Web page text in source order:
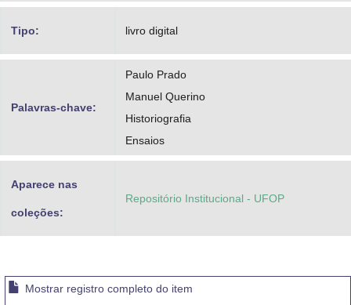
Tipo: livro digital
Palavras-chave:
Paulo Prado
Manuel Querino
Historiografia
Ensaios
Aparece nas
coleções:
Repositório Institucional - UFOP
Mostrar registro completo do item